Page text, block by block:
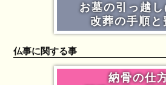
お墓の引っ越
改葬の手順と
仏事に関する事
納骨の仕